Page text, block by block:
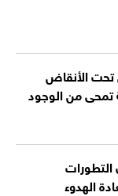
تحت الأنقاض
تمحى من الوجود
التطورات
الهدوء